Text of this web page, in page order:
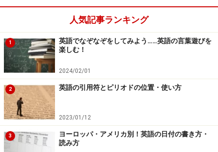
北海道だけは「道」を含めて書くのが普通です。たとえ
北海道 Hokkaido
東京都 Tokyo
大阪府 Osaka
福岡県 Fukuoka
です。ちなみに郵便番号は都道府県名のあとにカンマを
間に入れずに続けて書き、たとえば
人気記事ランキング
1
英語でなぞなぞをしてみよう……英語の言葉遊びを
楽しむ！
2024/02/01
2 英語の引用符とピリオドの位置・使い方
2023/01/12
3
ヨーロッパ・アメリカ別！英語の日付の書き方・
読み方